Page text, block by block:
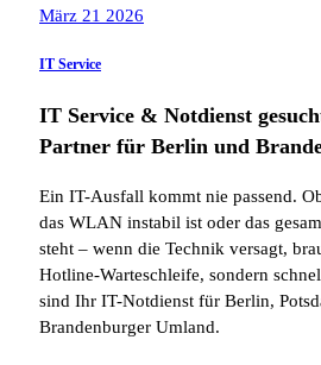
März 21 2026
IT Service
IT Service & Notdienst
Partner für Berlin und
Ein IT-Ausfall kommt nie passend.
das WLAN instabil ist oder das
steht – wenn die Technik versagt,
Hotline-Warteschleife, sondern
sind Ihr IT-Notdienst für Berlin,
Brandenburger Umland.